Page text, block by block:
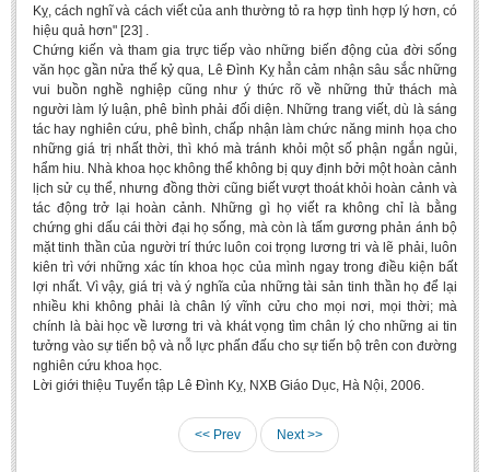
Kỵ, cách nghĩ và cách viết của anh thường tỏ ra hợp tình hợp lý hơn, có
hiệu quả hơn" [23] .
Chứng kiến và tham gia trực tiếp vào những biến động của đời sống
văn học gần nửa thế kỷ qua, Lê Đình Kỵ hẳn cảm nhận sâu sắc những
vui buồn nghề nghiệp cũng như ý thức rõ về những thử thách mà
người làm lý luận, phê bình phải đối diện. Những trang viết, dù là sáng
tác hay nghiên cứu, phê bình, chấp nhận làm chức năng minh họa cho
những giá trị nhất thời, thì khó mà tránh khỏi một số phận ngắn ngủi,
hẩm hiu. Nhà khoa học không thể không bị quy định bởi một hoàn cảnh
lịch sử cụ thể, nhưng đồng thời cũng biết vượt thoát khỏi hoàn cảnh và
tác động trở lại hoàn cảnh. Những gì họ viết ra không chỉ là bằng
chứng ghi dấu cái thời đại họ sống, mà còn là tấm gương phản ánh bộ
mặt tinh thần của người trí thức luôn coi trọng lương tri và lẽ phải, luôn
kiên trì với những xác tín khoa học của mình ngay trong điều kiện bất
lợi nhất. Vì vậy, giá trị và ý nghĩa của những tài sản tinh thần họ để lại
nhiều khi không phải là chân lý vĩnh cửu cho mọi nơi, mọi thời; mà
chính là bài học về lương tri và khát vọng tìm chân lý cho những ai tin
tưởng vào sự tiến bộ và nỗ lực phấn đấu cho sự tiến bộ trên con đường
nghiên cứu khoa học.
Lời giới thiệu Tuyển tập Lê Đình Kỵ, NXB Giáo Dục, Hà Nội, 2006.
<< Prev Next >>